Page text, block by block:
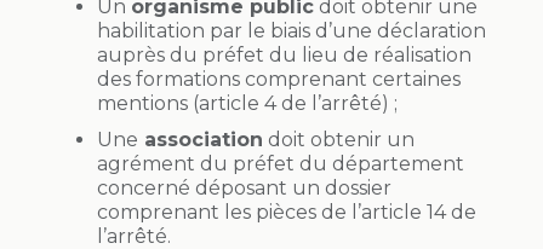
Un organisme public doit obtenir une
habilitation par le biais d’une déclaration
auprès du préfet du lieu de réalisation
des formations comprenant certaines
mentions (article 4 de l’arrêté) ;
Une association doit obtenir un
agrément du préfet du département
concerné déposant un dossier
comprenant les pièces de l’article 14 de
l’arrêté.